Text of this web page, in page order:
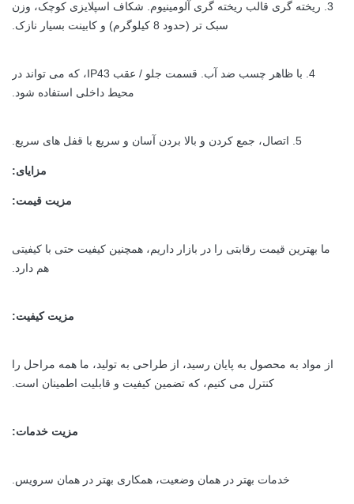
3. ریخته گری قالب ریخته گری آلومینیوم.
شکاف اسپلایزی کوچک، وزن
سبک تر (حدود 8 کیلوگرم) و کابینت بسیار نازک.
4. با ظاهر چسب ضد آب.
قسمت جلو / عقب IP43، که می تواند در
محیط داخلی استفاده شود.
5. اتصال، جمع کردن و بالا بردن آسان و سریع با قفل های سریع.
مزایای:
مزیت قیمت:
ما بهترین قیمت رقابتی را در بازار داریم، همچنین کیفیت حتی با کیفیتی
هم دارد.
مزیت کیفیت:
از مواد به محصول به پایان رسید، از طراحی به تولید، ما همه مراحل را
کنترل می کنیم، که تضمین کیفیت و قابلیت اطمینان است.
مزیت خدمات:
خدمات بهتر در همان وضعیت، همکاری بهتر در همان سرویس.